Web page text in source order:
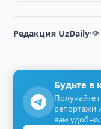
Редакция UzDaily·👁
Будьте в
Получайте
репортажи
вам удобно.